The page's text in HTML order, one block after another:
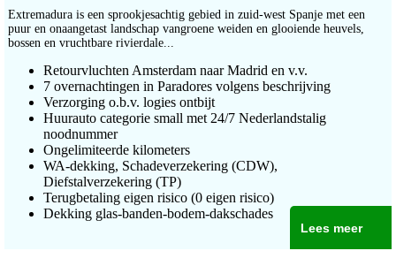
Extremadura is een sprookjesachtig gebied in zuid-west Spanje met een
puur en onaangetast landschap vangroene weiden en glooiende heuvels,
bossen en vruchtbare rivierdale...
Retourvluchten Amsterdam naar Madrid en v.v.
7 overnachtingen in Paradores volgens beschrijving
Verzorging o.b.v. logies ontbijt
Huurauto categorie small met 24/7 Nederlandstalig
noodnummer
Ongelimiteerde kilometers
WA-dekking, Schadeverzekering (CDW),
Diefstalverzekering (TP)
Terugbetaling eigen risico (0 eigen risico)
Dekking glas-banden-bodem-dakschades
Lees meer